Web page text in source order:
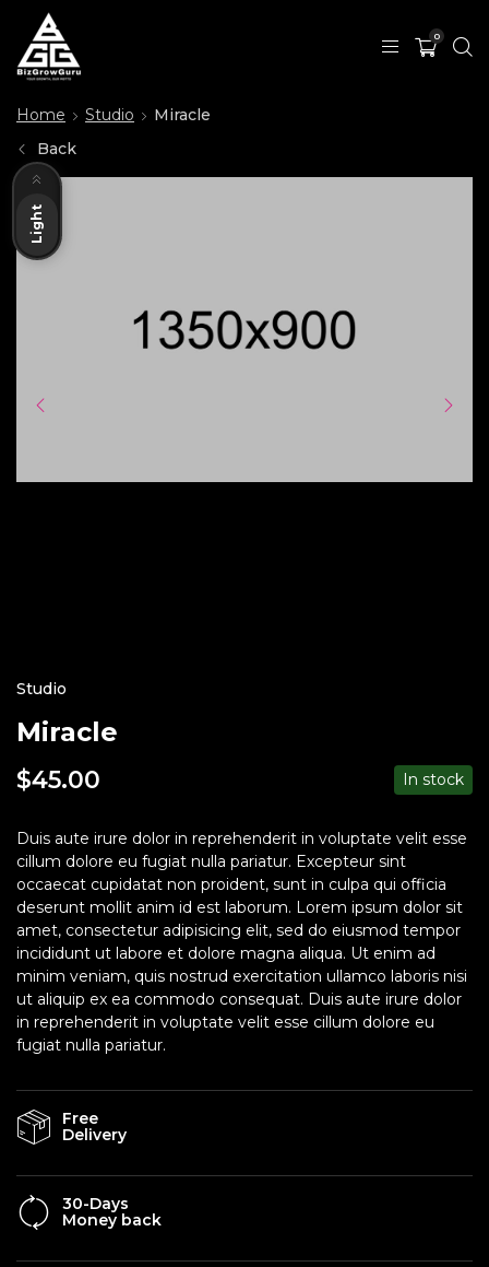
0
Home Studio
Miracle
Back
Studio
Miracle
$45.00 In stock
Duis aute irure dolor in reprehenderit in voluptate velit esse
cillum dolore eu fugiat nulla pariatur. Excepteur sint
occaecat cupidatat non proident, sunt in culpa qui officia
deserunt mollit anim id est laborum. Lorem ipsum dolor sit
amet, consectetur adipisicing elit, sed do eiusmod tempor
incididunt ut labore et dolore magna aliqua. Ut enim ad
minim veniam, quis nostrud exercitation ullamco laboris nisi
ut aliquip ex ea commodo consequat. Duis aute irure dolor
in reprehenderit in voluptate velit esse cillum dolore eu
fugiat nulla pariatur.
Free
Delivery
30-Days
Money back
Light
Dark